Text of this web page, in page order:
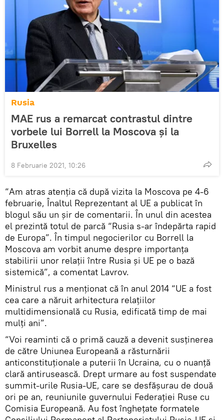
Rusia
MAE rus a remarcat contrastul dintre
vorbele lui Borrell la Moscova și la
Bruxelles
8 Februarie 2021, 10:26
“Am atras atenția că după vizita la Moscova pe 4-6
februarie, Înaltul Reprezentant al UE a publicat în
blogul său un șir de comentarii. În unul din acestea
el prezintă totul de parcă “Rusia s-ar îndepărta rapid
de Europa”. În timpul negocierilor cu Borrell la
Moscova am vorbit anume despre importanța
stabilirii unor relații între Rusia și UE pe o bază
sistemică”, a comentat Lavrov.
Ministrul rus a menționat că în anul 2014 “UE a fost
cea care a năruit arhitectura relațiilor
multidimensională cu Rusia, edificată timp de mai
mulți ani”.
“Voi reaminti că o primă cauză a devenit susținerea
de către Uniunea Europeană a răsturnării
anticonstituționale a puterii în Ucraina, cu o nuanță
clară antirusească. Drept urmare au fost suspendate
summit-urile Rusia-UE, care se desfășurau de două
ori pe an, reuniunile guvernului Federației Ruse cu
Comisia Europeană. Au fost înghețate formatele